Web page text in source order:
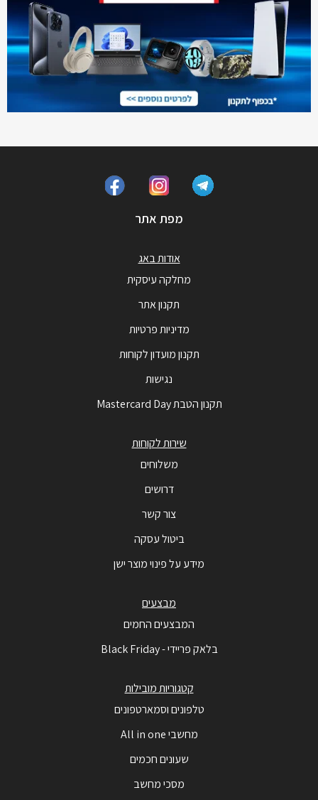
מפת אתר
אודות באג
מחלקה עיסקית
תקנון אתר
מדיניות פרטיות
תקנון מועדון לקוחות
נגישות
תקנון הטבת Mastercard Day
שירות לקוחות
משלוחים
דרושים
צור קשר
ביטול עסקה
מידע על פינוי מוצר ישן
מבצעים
המבצעים החמים
בלאק פריידי - Black Friday
קטגוריות מובילות
טלפונים וסמארטפונים
מחשבי All in one
שעונים חכמים
מסכי מחשב